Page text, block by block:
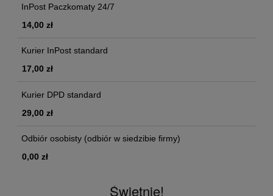
InPost Paczkomaty 24/7
14,00 zł
Kurier InPost standard
17,00 zł
Kurier DPD standard
29,00 zł
Odbiór osobisty (odbiór w siedzibie firmy)
0,00 zł
Świetnie!